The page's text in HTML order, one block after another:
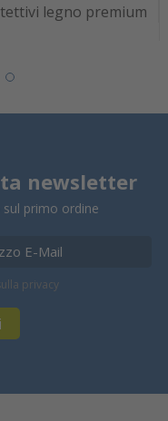
legno premium
newsletter
primo ordine
privacy